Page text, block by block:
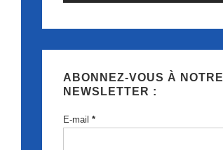
ABONNEZ-VOUS À NOTRE
NEWSLETTER :
E-mail*